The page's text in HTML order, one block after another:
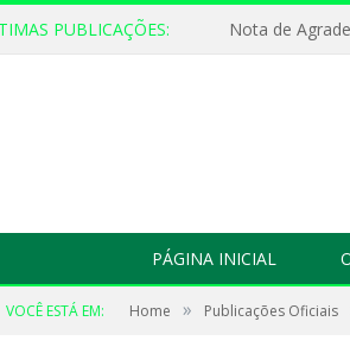
PUBLICAÇÕES: Nota de
PÁGINA INICIAL
VOCÊ ESTÁ EM: Home » Publicações Oficiais